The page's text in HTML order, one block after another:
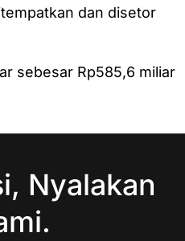
dan disetor
sebesar Rp585,6 miliar
Nyalakan